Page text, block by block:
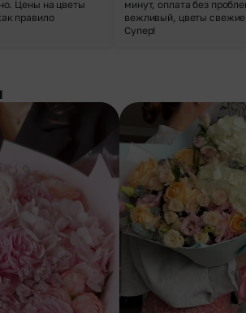
Цены на цветы
правило
минут, оплата без
вежливый, цветы
Супер!